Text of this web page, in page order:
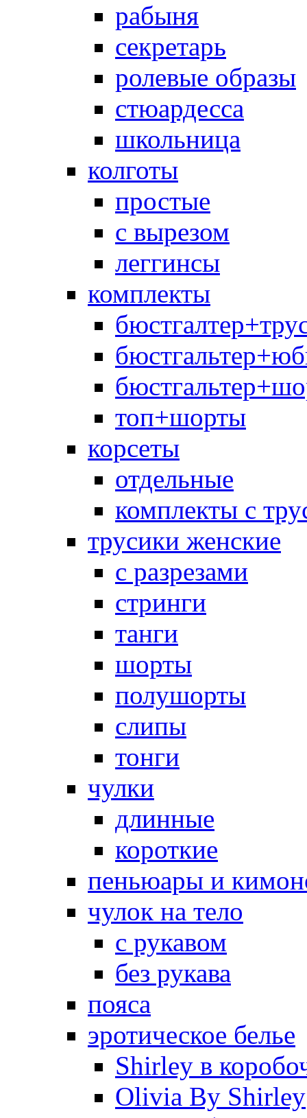
рабыня
секретарь
ролевые образы
стюардесса
школьница
колготы
простые
с вырезом
леггинсы
комплекты
топ+шорты
корсеты
отдельные
комплекты с
трусики женские
с разрезами
стринги
танги
шорты
полушорты
слипы
тонги
чулки
длинные
короткие
пеньюары и
чулок на тело
с рукавом
без рукава
пояса
эротическое белье
Shirley в
Olivia By Shirley